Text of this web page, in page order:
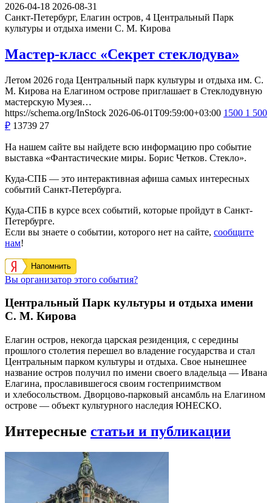
2026-04-18 2026-08-31
Санкт-Петербург, Елагин остров, 4 Центральный Парк
культуры и отдыха имени С. М. Кирова
Мастер-класс «Секрет стеклодува»
Летом 2026 года Центральный парк культуры и отдыха им. С.
М. Кирова на Елагином острове приглашает в Стеклодувную
мастерскую Музея…
https://schema.org/InStock 2026-06-01T09:59:00+03:00 1500 1 500
₽ 13739 27
На нашем сайте вы найдете всю информацию про событие
выставка «Фантастические миры. Борис Четков. Стекло».
Куда-СПБ — это интерактивная афиша самых интересных
событий Санкт-Петербурга.
Куда-СПБ в курсе всех событий, которые пройдут в Санкт-
Петербурге.
Если вы знаете о событии, которого нет на сайте, сообщите
нам!
Напомнить
Вы организатор этого события?
Центральный Парк культуры и отдыха имени
С. М. Кирова
Елагин остров, некогда царская резиденция, с середины
прошлого столетия перешел во владение государства и стал
Центральным парком культуры и отдыха. Свое нынешнее
название остров получил по имени своего владельца — Ивана
Елагина, прославившегося своим гостеприимством
и хлебосольством. Дворцово-парковый ансамбль на Елагином
острове — объект культурного наследия ЮНЕСКО.
Интересные статьи и публикации